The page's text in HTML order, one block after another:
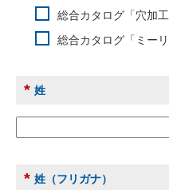
総合カタログ「穴加
総合カタログ「ミー
* 姓
* 姓（フリガナ）